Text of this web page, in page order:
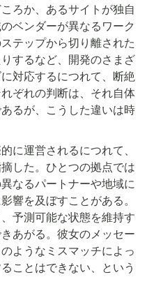
ろか、あるサイトが独自
ベンダーが異なるワーク
テップから切り離された
するなど、開発のさまざ
対応するにつれて、断絶
ぞれの判断は、それ自体
るが、こうした違いは時
に運営されるにつれて、
した。ひとつの拠点では
なるパートナーや地域に
響を及ぼすことがある。
予測可能な状態を維持す
あがる。彼女のメッセー
ようなミスマッチによっ
ことはできない、という